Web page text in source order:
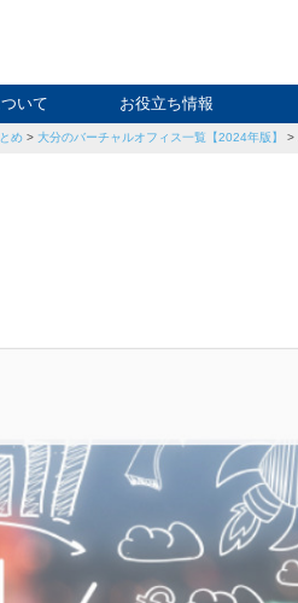
いて
金
いて
お役立ち情報
起業ノウハウ
社長ブログ
スタッフブログ
め > 大分のバーチャルオフィス一覧【2024年版】 >